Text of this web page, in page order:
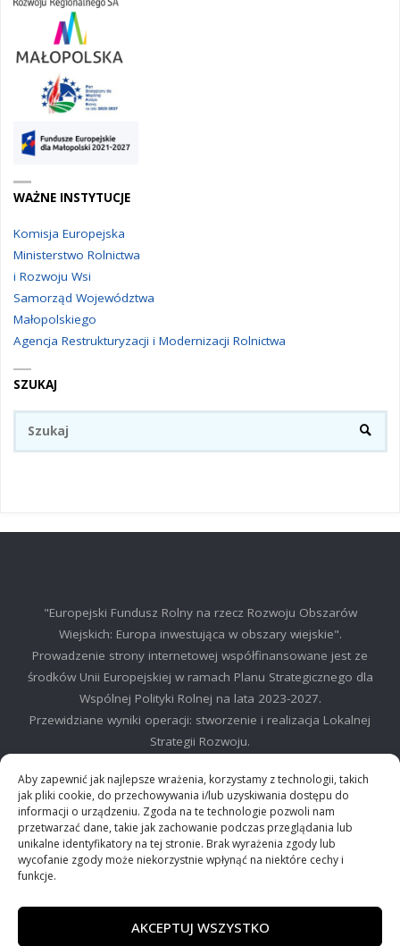
Aby zapewnić jak najlepsze wrażenia, korzystamy z technologii, takich
jak pliki cookie, do przechowywania i/lub uzyskiwania dostępu do
informacji o urządzeniu. Zgoda na te technologie pozwoli nam
przetwarzać dane, takie jak zachowanie podczas przeglądania lub
unikalne identyfikatory na tej stronie. Brak wyrażenia zgody lub
wycofanie zgody może niekorzystnie wpłynąć na niektóre cechy i
funkcje.
AKCEPTUJ WSZYSTKO
WAŻNE INSTYTUCJE
Komisja Europejska
Ministerstwo Rolnictwa
i Rozwoju Wsi
Samorząd Województwa
Małopolskiego
Agencja Restrukturyzacji i Modernizacji Rolnictwa
SZUKAJ
"Europejski Fundusz Rolny na rzecz Rozwoju Obszarów
Wiejskich: Europa inwestująca w obszary wiejskie".
Prowadzenie strony internetowej współfinansowane jest ze
środków Unii Europejskiej w ramach Planu Strategicznego dla
Wspólnej Polityki Rolnej na lata 2023-2027.
Przewidziane wyniki operacji: stworzenie i realizacja Lokalnej
Strategii Rozwoju.
©2024 Stowarzyszenie Lokalna Grupa działania "Między Dalinem i